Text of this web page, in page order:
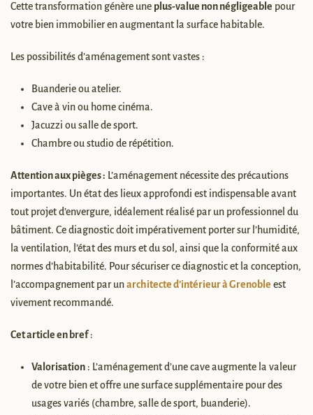
Cette transformation génère une plus-value non négligeable pour
votre bien immobilier en augmentant la surface habitable.
Les possibilités d’aménagement sont vastes :
Buanderie ou atelier.
Cave à vin ou home cinéma.
Jacuzzi ou salle de sport.
Chambre ou studio de répétition.
Attention aux pièges : L’aménagement nécessite des précautions
importantes. Un état des lieux approfondi est indispensable avant
tout projet d’envergure, idéalement réalisé par un professionnel du
bâtiment. Ce diagnostic doit impérativement porter sur l’humidité,
la ventilation, l’état des murs et du sol, ainsi que la conformité aux
normes d’habitabilité. Pour sécuriser ce diagnostic et la conception,
l’accompagnement par unarchitecte d’intérieur à Grenoble est
vivement recommandé.
Cet article en bref:
Valorisation : L’aménagement d’une cave augmente la valeur
de votre bien et offre une surface supplémentaire pour des
usages variés (chambre, salle de sport, buanderie).